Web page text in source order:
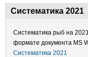
Систематика 2021
Систематика рыб на
формате документа MS
Систематика 2021